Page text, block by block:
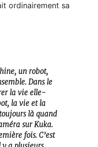
ordinairement sa
un robot,
Dans le
la vie elle-
la vie et la
là quand
sur Kuka.
fois. C’est